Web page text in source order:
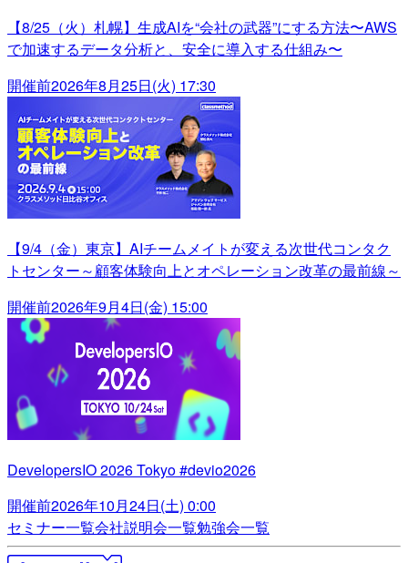
【8/25（火）札幌】生成AIを“会社の武器”にする方法〜AWS
で加速するデータ分析と、安全に導入する仕組み〜
開催前2026年8月25日(火) 17:30
【9/4（金）東京】AIチームメイトが変える次世代コンタク
トセンター～顧客体験向上とオペレーション改革の最前線～
開催前2026年9月4日(金) 15:00
DevelopersIO 2026 Tokyo #devio2026
開催前2026年10月24日(土) 0:00
セミナー一覧会社説明会一覧勉強会一覧